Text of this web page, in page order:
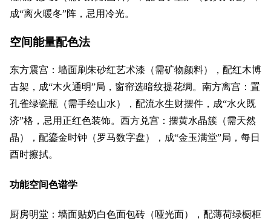
成“离火暖冬”阵，忌用冷光。
空间能量配色法
东方震宫：墙面刷朱砂红艺术漆（需矿物颜料），配红木博
古架，成“木火通明”局，窗帘选暗纹提花绸。南方离宫：置
孔雀绿瓷瓶（需手绘山水），配流水生财摆件，成“水火既
济”格，忌用正红色装饰。西方兑宫：摆黄水晶簇（需天然
晶），配鎏金时钟（罗马数字盘），成“金玉满堂”局，每日
酉时擦拭。
功能空间色谱学
厨房明堂：墙面贴奶白色面包砖（哑光面），配薄荷绿橱柜